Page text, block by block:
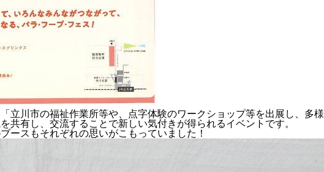
立川市の福祉作業所等や、点字体験のワークショップ等を出展し、多様
共有し、交流することで新しい気付きが得られるイベントです。
ースもそれぞれの思いがこもっていました！